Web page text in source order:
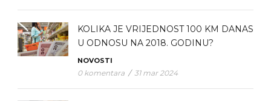
KOLIKA JE VRIJEDNOST 100 KM DANAS
U ODNOSU NA 2018. GODINU?
NOVOSTI
0 komentara / 31 mar 2024